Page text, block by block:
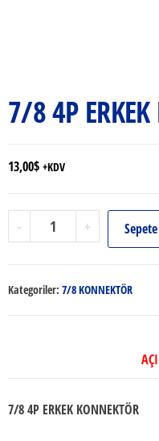
7/8 4P
13,00$ +KDV
-
4P
adet
+
Kategoriler: 7/8 KONNEKTÖR
7/8 4P ERKEK KONNEKTÖR